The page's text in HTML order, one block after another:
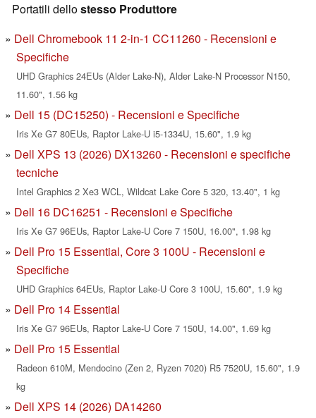
Portatili dellostesso Produttore
Dell Chromebook 11 2-in-1 CC11260 - Recensioni e
Specifiche
UHD Graphics 24EUs (Alder Lake-N), Alder Lake-N Processor N150,
11.60", 1.56 kg
Dell 15 (DC15250) - Recensioni e Specifiche
Iris Xe G7 80EUs, Raptor Lake-U i5-1334U, 15.60", 1.9 kg
Dell XPS 13 (2026) DX13260 - Recensioni e specifiche
tecniche
Intel Graphics 2 Xe3 WCL, Wildcat Lake Core 5 320, 13.40", 1 kg
Dell 16 DC16251 - Recensioni e Specifiche
Iris Xe G7 96EUs, Raptor Lake-U Core 7 150U, 16.00", 1.98 kg
Dell Pro 15 Essential, Core 3 100U - Recensioni e
Specifiche
UHD Graphics 64EUs, Raptor Lake-U Core 3 100U, 15.60", 1.9 kg
Dell Pro 14 Essential
Iris Xe G7 96EUs, Raptor Lake-U Core 7 150U, 14.00", 1.69 kg
Dell Pro 15 Essential
Radeon 610M, Mendocino (Zen 2, Ryzen 7020) R5 7520U, 15.60", 1.9
kg
Dell XPS 14 (2026) DA14260